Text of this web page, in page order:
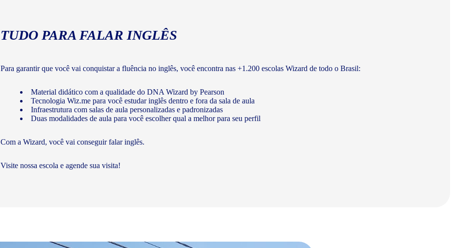
TUDO PARA FALAR INGLÊS
Para garantir que você vai conquistar a fluência no inglês, você encontra nas +1.200 escolas Wizard de todo o Brasil:
Material didático com a qualidade do DNA Wizard by Pearson
Tecnologia Wiz.me para você estudar inglês dentro e fora da sala de aula
Infraestrutura com salas de aula personalizadas e padronizadas
Duas modalidades de aula para você escolher qual a melhor para seu perfil
Com a Wizard, você vai conseguir falar inglês.
Visite nossa escola e agende sua visita!